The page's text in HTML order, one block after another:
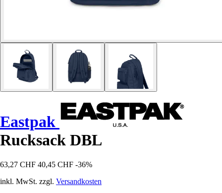
Eastpak
Rucksack DBL
63,27 CHF 40,45 CHF -36%
inkl. MwSt. zzgl. Versandkosten